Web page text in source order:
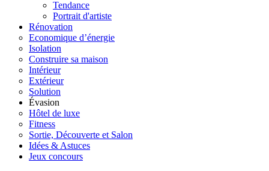
Tendance
Portrait d'artiste
Rénovation
Economique d’énergie
Isolation
Construire sa maison
Intérieur
Extérieur
Solution
Évasion
Hôtel de luxe
Fitness
Sortie, Découverte et Salon
Idées & Astuces
Jeux concours